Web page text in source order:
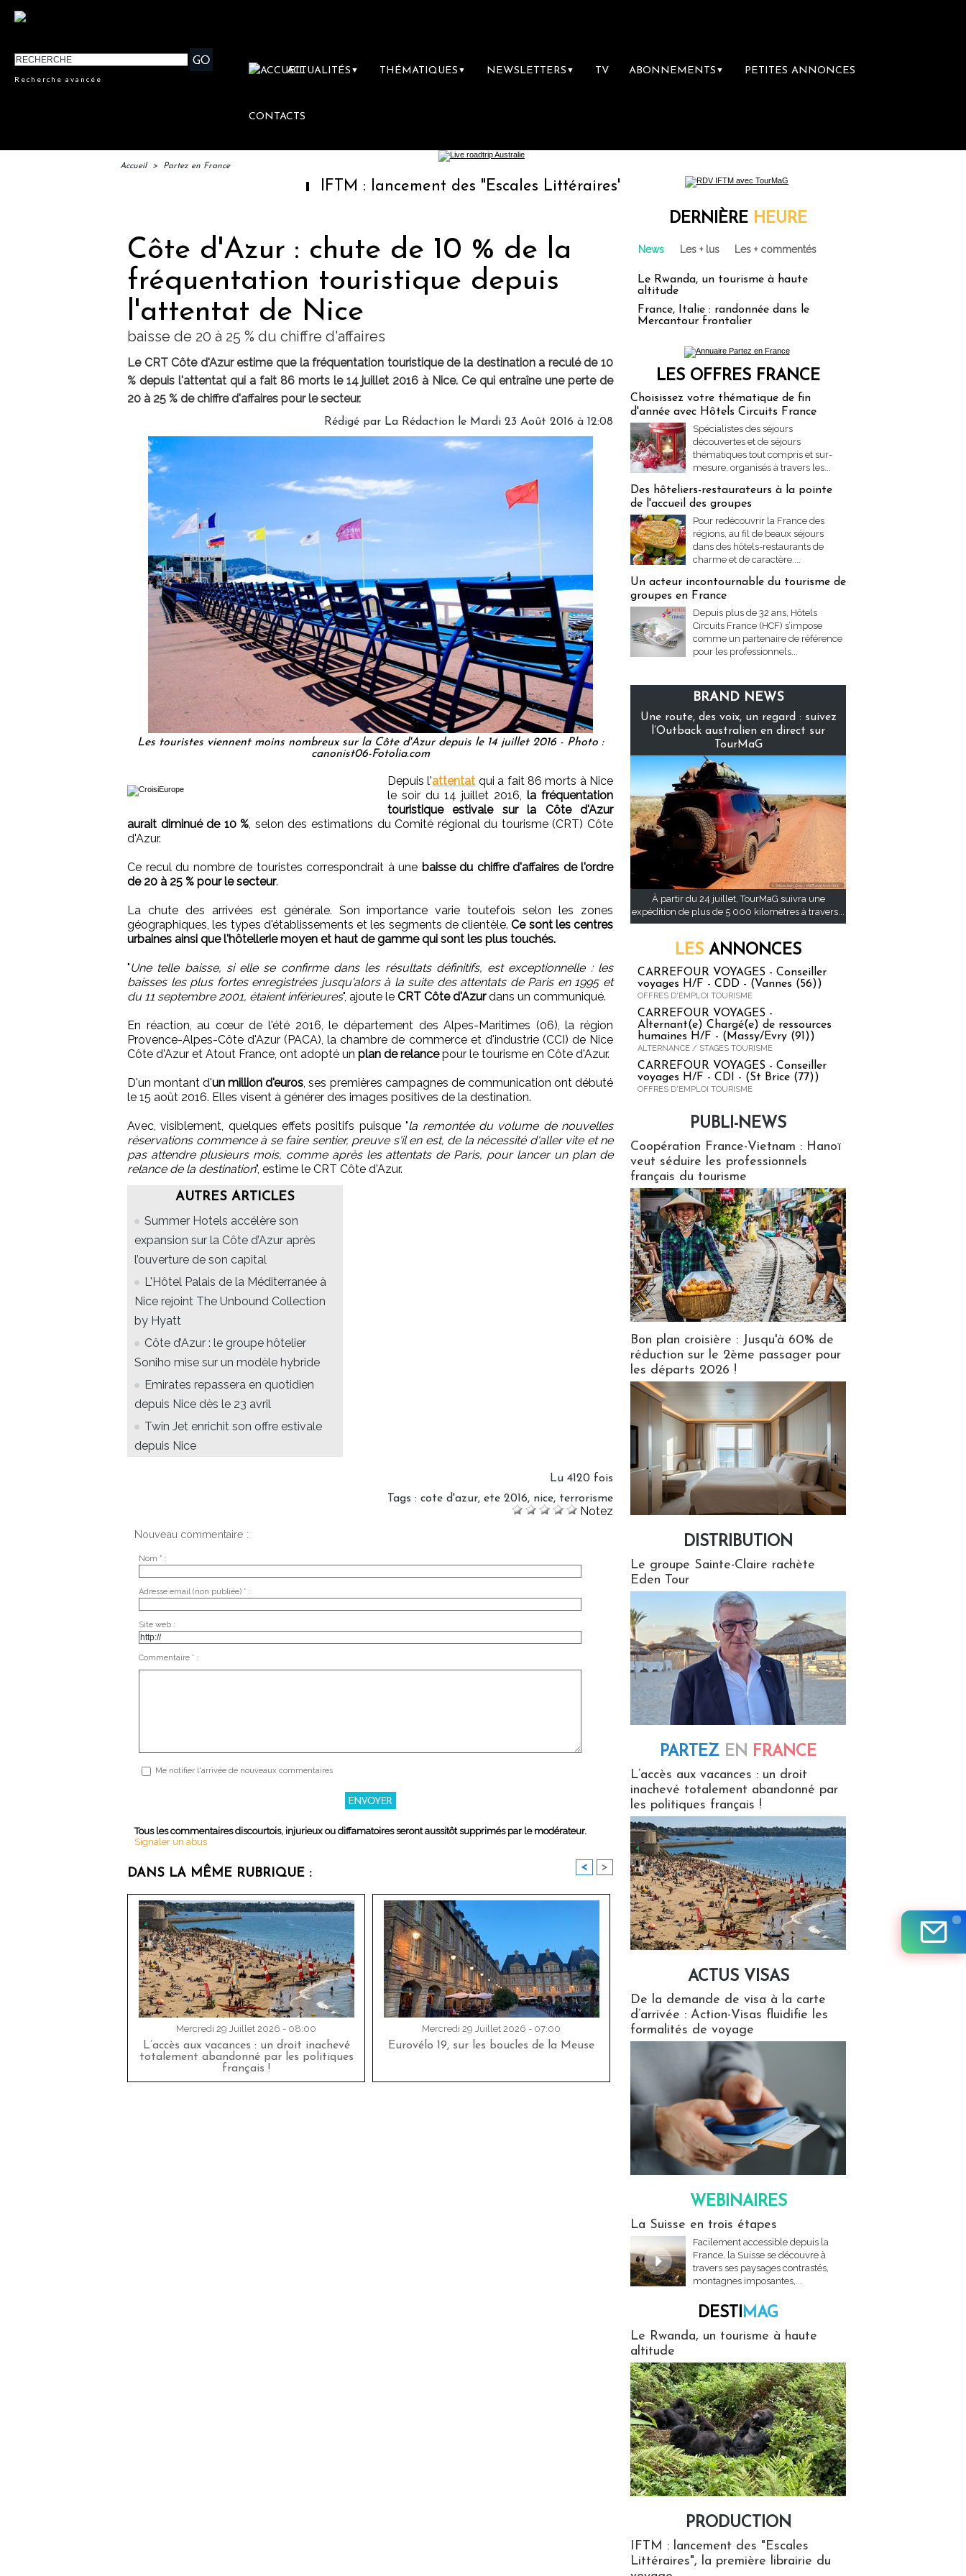
Recherche avancée
ACTUALITÉS ▼ THÉMATIQUES ▼ NEWSLETTERS ▼ TV ABONNEMENTS ▼ PETITES ANNONCES
CONTACTS
Accueil > Partez en France
IFTM : lancement des "Escales Littéraires", la première librairie du voyage
Côte d'Azur : chute de 10 % de la
fréquentation touristique depuis
l'attentat de Nice
baisse de 20 à 25 % du chiffre d'affaires
Le CRT Côte d'Azur estime que la fréquentation touristique de la destination a reculé de 10
% depuis l'attentat qui a fait 86 morts le 14 juillet 2016 à Nice. Ce qui entraîne une perte de
20 à 25 % de chiffre d'affaires pour le secteur.
Rédigé par La Rédaction le Mardi 23 Août 2016 à 12:08
Les touristes viennent moins nombreux sur la Côte d'Azur depuis le 14 juillet 2016 - Photo :
canonist06-Fotolia.com
Depuis l'attentat qui a fait 86 morts à Nice
le soir du 14 juillet 2016, la fréquentation
touristique estivale sur la Côte d'Azur
aurait diminué de 10 %, selon des estimations du Comité régional du tourisme (CRT) Côte
d'Azur.
Ce recul du nombre de touristes correspondrait à une baisse du chiffre d'affaires de l'ordre
de 20 à 25 % pour le secteur.
La chute des arrivées est générale. Son importance varie toutefois selon les zones
géographiques, les types d'établissements et les segments de clientèle.Ce sont les centres
urbaines ainsi que l'hôtellerie moyen et haut de gamme qui sont les plus touchés.
"Une telle baisse, si elle se confirme dans les résultats définitifs, est exceptionnelle : les
baisses les plus fortes enregistrées jusqu'alors à la suite des attentats de Paris en 1995 et
du 11 septembre 2001, étaient inférieures", ajoute le CRT Côte d'Azurdans un communiqué.
En réaction, au cœur de l'été 2016, le département des Alpes-Maritimes (06), la région
Provence-Alpes-Côte d'Azur (PACA), la chambre de commerce et d'industrie (CCI) de Nice
Côte d'Azur et Atout France, ont adopté un plan de relancepour le tourisme en Côte d'Azur.
D'un montant d'un million d'euros, ses premières campagnes de communication ont débuté
le 15 août 2016. Elles visent à générer des images positives de la destination.
Avec, visiblement, quelques effets positifs puisque "la remontée du volume de nouvelles
réservations commence à se faire sentier, preuve s'il en est, de la nécessité d'aller vite et ne
pas attendre plusieurs mois, comme après les attentats de Paris, pour lancer un plan de
relance de la destination", estime le CRT Côte d'Azur.
AUTRES ARTICLES
Summer Hotels accélère son
expansion sur la Côte d’Azur après
l’ouverture de son capital
L'Hôtel Palais de la Méditerranée à
Nice rejoint The Unbound Collection
by Hyatt
Côte d’Azur : le groupe hôtelier
Soniho mise sur un modèle hybride
Emirates repassera en quotidien
depuis Nice dès le 23 avril
Twin Jet enrichit son offre estivale
depuis Nice
Lu 4120 fois
Tags : cote d'azur, ete 2016, nice, terrorisme
Notez
Nouveau commentaire :
Nom * :
Adresse email (non publiée) * :
Site web :
Commentaire * :
Me notifier l'arrivée de nouveaux commentaires
Tous les commentaires discourtois, injurieux ou diffamatoires seront aussitôt supprimés par le modérateur.
Signaler un abus
DANS LA MÊME RUBRIQUE : < >
Mercredi 29 Juillet 2026 - 08:00
L’accès aux vacances : un droit inachevé
totalement abandonné par les politiques
français !
Mercredi 29 Juillet 2026 - 07:00
Eurovélo 19, sur les boucles de la Meuse
DERNIÈRE HEURE
News Les + lus Les + commentés
Le Rwanda, un tourisme à haute
altitude
France, Italie : randonnée dans le
Mercantour frontalier
LES OFFRES FRANCE
Choisissez votre thématique de fin
d'année avec Hôtels Circuits France
Spécialistes des séjours
découvertes et de séjours
thématiques tout compris et sur-
mesure, organisés à travers les...
Des hôteliers-restaurateurs à la pointe
de l'accueil des groupes
Pour redécouvrir la France des
régions, au fil de beaux séjours
dans des hôtels-restaurants de
charme et de caractère....
Un acteur incontournable du tourisme de
groupes en France
Depuis plus de 32 ans, Hôtels
Circuits France (HCF) s’impose
comme un partenaire de référence
pour les professionnels...
BRAND NEWS
Une route, des voix, un regard : suivez
l’Outback australien en direct sur
TourMaG
À partir du 24 juillet, TourMaG suivra une
expédition de plus de 5 000 kilomètres à travers...
LES ANNONCES
CARREFOUR VOYAGES - Conseiller
voyages H/F - CDD - (Vannes (56))
OFFRES D'EMPLOI TOURISME
CARREFOUR VOYAGES -
Alternant(e) Chargé(e) de ressources
humaines H/F - (Massy/Evry (91))
ALTERNANCE / STAGES TOURISME
CARREFOUR VOYAGES - Conseiller
voyages H/F - CDI - (St Brice (77))
OFFRES D'EMPLOI TOURISME
PUBLI-NEWS
Coopération France-Vietnam : Hanoï
veut séduire les professionnels
français du tourisme
Bon plan croisière : Jusqu'à 60% de
réduction sur le 2ème passager pour
les départs 2026 !
DISTRIBUTION
Le groupe Sainte-Claire rachète
Eden Tour
PARTEZ EN FRANCE
L’accès aux vacances : un droit
inachevé totalement abandonné par
les politiques français !
ACTUS VISAS
De la demande de visa à la carte
d’arrivée : Action-Visas fluidifie les
formalités de voyage
WEBINAIRES
La Suisse en trois étapes
Facilement accessible depuis la
France, la Suisse se découvre à
travers ses paysages contrastés,
montagnes imposantes,...
DESTIMAG
Le Rwanda, un tourisme à haute
altitude
PRODUCTION
IFTM : lancement des "Escales
Littéraires", la première librairie du